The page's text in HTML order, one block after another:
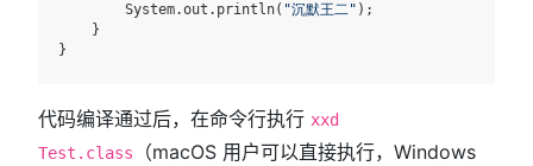
        System.out.println(
"沉默王二" );
    }
代码编译通过后，在命令行执行 xxd
Test.class
（macOS 用户可以直接执行，Windows